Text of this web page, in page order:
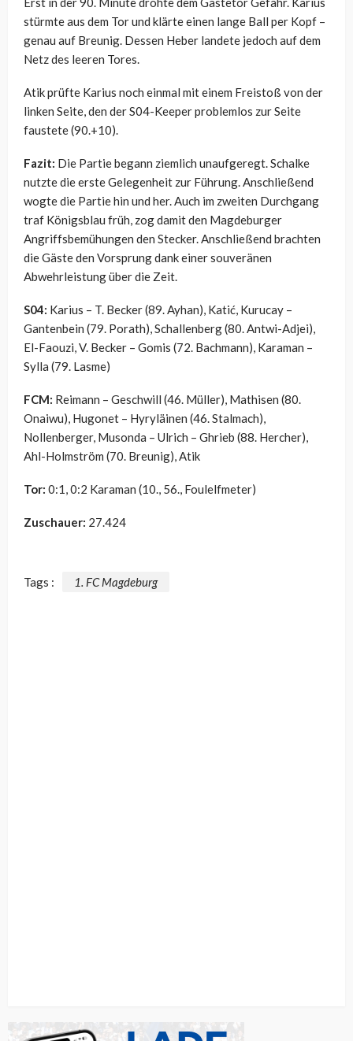
stürmte aus dem Tor und klärte einen lange Ball per Kopf –
genau auf Breunig. Dessen Heber landete jedoch auf dem
Netz des leeren Tores.
Atik prüfte Karius noch einmal mit einem Freistoß von der
linken Seite, den der S04-Keeper problemlos zur Seite
faustete (90.+10).
Fazit: Die Partie begann ziemlich unaufgeregt. Schalke
nutzte die erste Gelegenheit zur Führung. Anschließend
wogte die Partie hin und her. Auch im zweiten Durchgang
traf Königsblau früh, zog damit den Magdeburger
Angriffsbemühungen den Stecker. Anschließend brachten
die Gäste den Vorsprung dank einer souveränen
Abwehrleistung über die Zeit.
S04: Karius – T. Becker (89. Ayhan), Katić, Kurucay –
Gantenbein (79. Porath), Schallenberg (80. Antwi-Adjei),
El-Faouzi, V. Becker – Gomis (72. Bachmann), Karaman –
Sylla (79. Lasme)
FCM: Reimann – Geschwill (46. Müller), Mathisen (80.
Onaiwu), Hugonet – Hyryläinen (46. Stalmach),
Nollenberger, Musonda – Ulrich – Ghrieb (88. Hercher),
Ahl-Holmström (70. Breunig), Atik
Tor: 0:1, 0:2 Karaman (10., 56., Foulelfmeter)
Zuschauer: 27.424
Tags : 1. FC Magdeburg